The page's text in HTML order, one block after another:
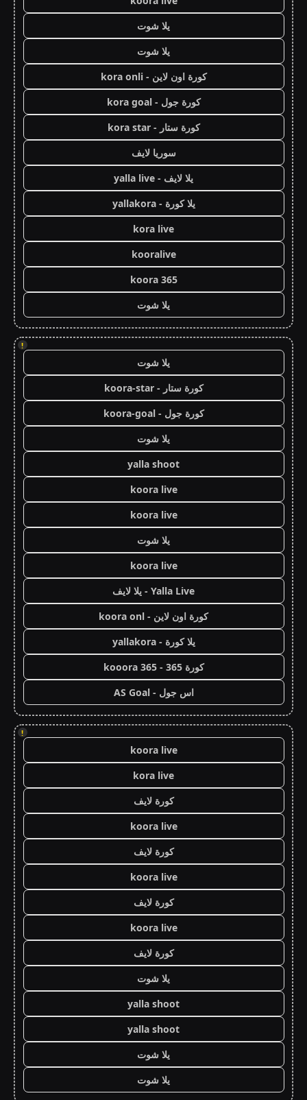
يلا شوت
يلا شوت
كورة اون لاين - kora onli
كورة جول - kora goal
كورة ستار - kora star
سوريا لايف
يلا لايف - yalla live
يلا كورة - yallakora
kora live
kooralive
koora 365
يلا شوت
!
يلا شوت
كورة ستار - koora-star
كورة جول - koora-goal
يلا شوت
yalla shoot
koora live
koora live
يلا شوت
koora live
Yalla Live - يلا لايف
كورة اون لاين - koora onl
يلا كورة - yallakora
كورة 365 - kooora 365
اس جول - AS Goal
!
koora live
kora live
كورة لايف
koora live
كورة لايف
koora live
كورة لايف
koora live
كورة لايف
يلا شوت
yalla shoot
yalla shoot
يلا شوت
يلا شوت